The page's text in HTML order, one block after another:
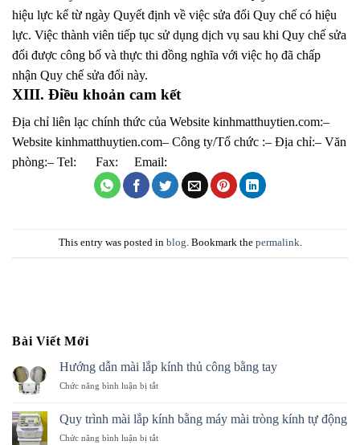
hiệu lực kể từ ngày Quyết định về việc sửa đổi Quy chế có hiệu
lực. Việc thành viên tiếp tục sử dụng dịch vụ sau khi Quy chế sửa
đổi được công bố và thực thi đồng nghĩa với việc họ đã chấp
nhận Quy chế sửa đổi này.
XIII. Điều khoản cam kết
Địa chỉ liên lạc chính thức của Website kinhmatthuytien.com:–
Website kinhmatthuytien.com– Công ty/Tổ chức :– Địa chỉ:– Văn
phòng:– Tel: Fax: Email:
This entry was posted in blog. Bookmark the permalink.
Bài Viết Mới
Hướng dẫn mài lắp kính thủ công bằng tay
Chức năng bình luận bị tắtở
dẫn
mài
lắp
Quy trình mài lắp kính bằng máy mài tròng kính tự động
Chức năng bình luận bị tắtở